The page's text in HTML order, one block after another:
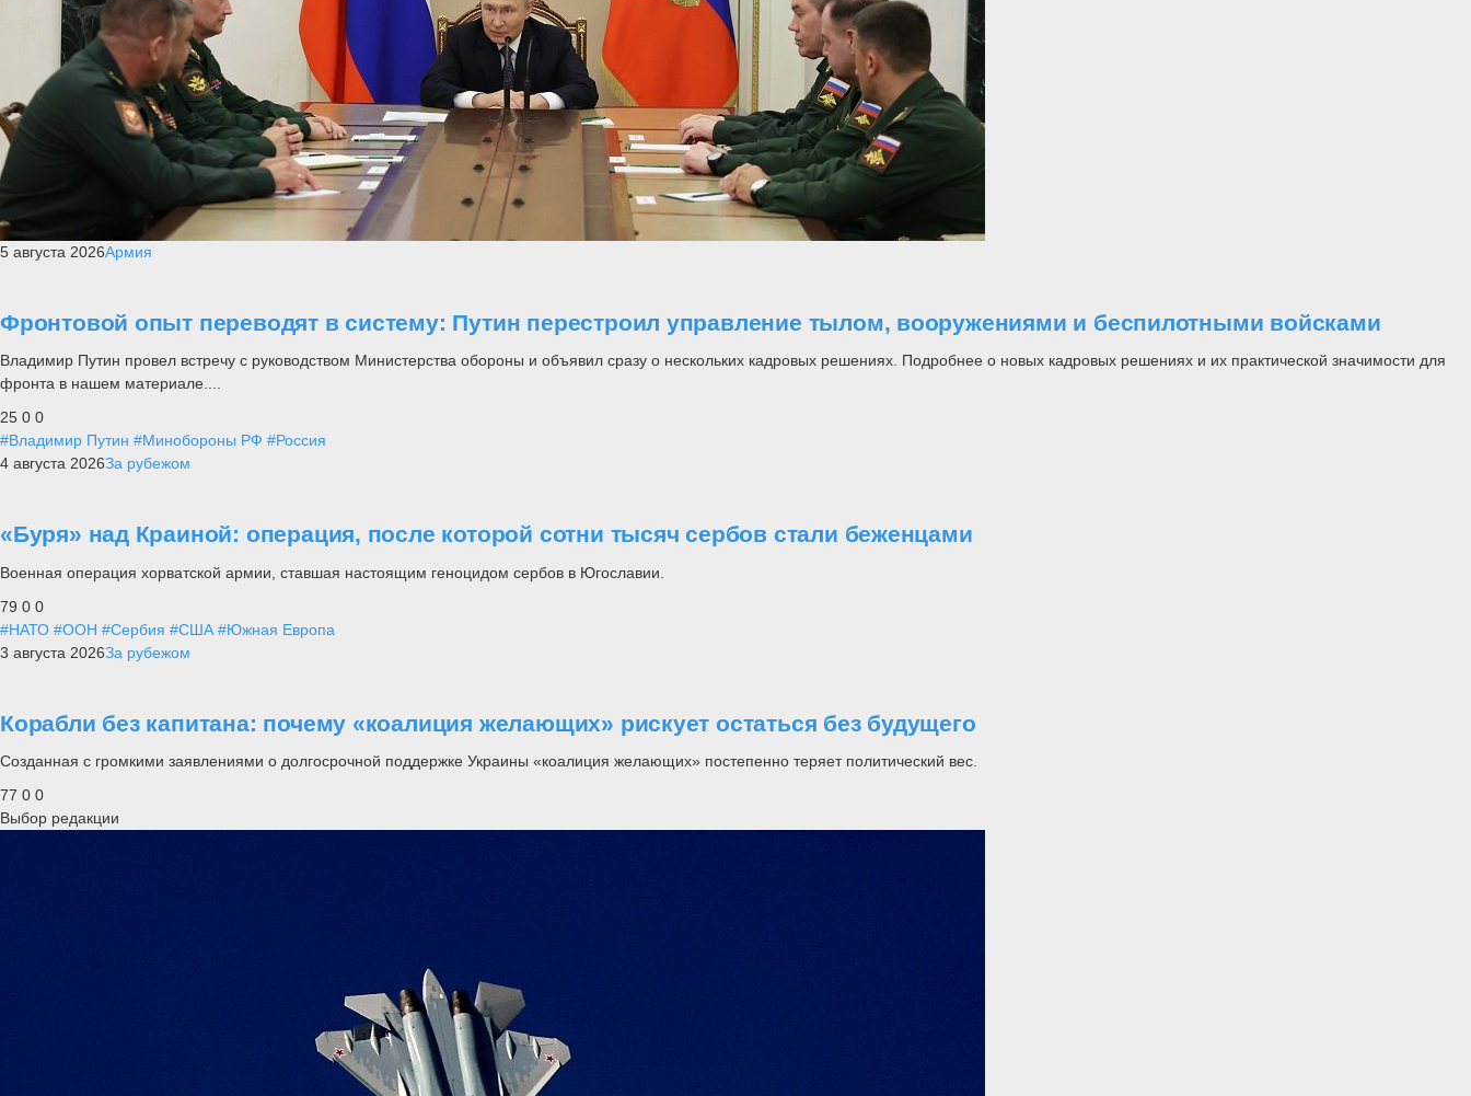
5 августа 2026Армия
Фронтовой опыт переводят в систему: Путин перестроил управление тылом, вооружениями и беспилотными войсками
Владимир Путин провел встречу с руководством Министерства обороны и объявил сразу о нескольких кадровых решениях. Подробнее о новых кадровых решениях и их практической значимости для
фронта в нашем материале....
25 0 0
#Владимир Путин #Минобороны РФ #Россия
4 августа 2026За рубежом
«Буря» над Краиной: операция, после которой сотни тысяч сербов стали беженцами
Военная операция хорватской армии, ставшая настоящим геноцидом сербов в Югославии.
79 0 0
#НАТО #ООН #Сербия #США #Южная Европа
3 августа 2026За рубежом
Корабли без капитана: почему «коалиция желающих» рискует остаться без будущего
Созданная с громкими заявлениями о долгосрочной поддержке Украины «коалиция желающих» постепенно теряет политический вес.
77 0 0
Выбор редакции